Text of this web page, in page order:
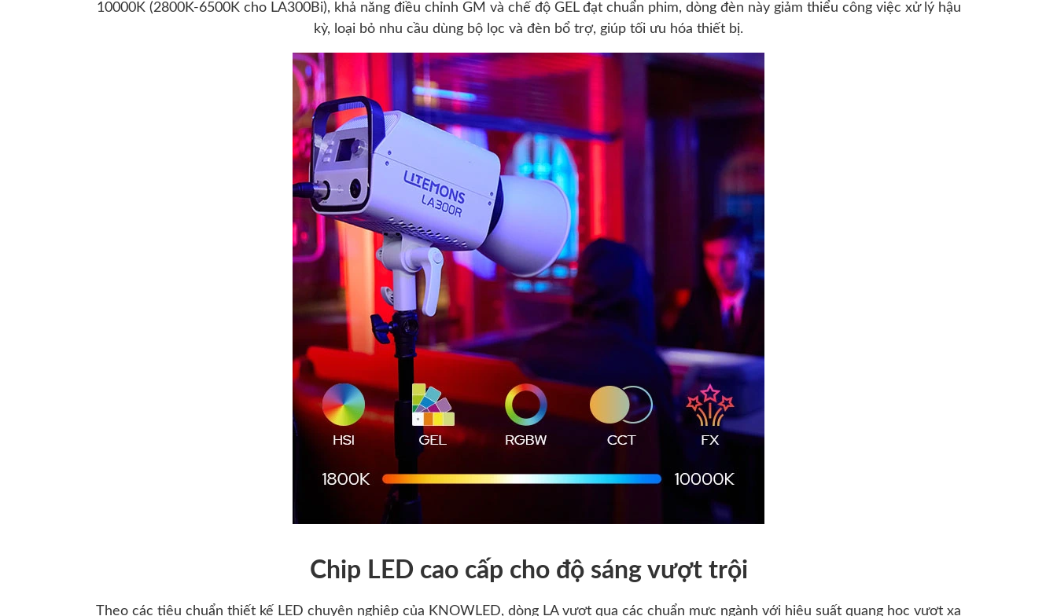
10000K (2800K-6500K cho LA300Bi), khả năng điều chỉnh GM và chế độ GEL đạt chuẩn phim, dòng đèn này giảm thiểu công việc xử lý hậu
kỳ, loại bỏ nhu cầu dùng bộ lọc và đèn bổ trợ, giúp tối ưu hóa thiết bị.
Chip LED cao cấp cho độ sáng vượt trội
Theo các tiêu chuẩn thiết kế LED chuyên nghiệp của KNOWLED, dòng LA vượt qua các chuẩn mực ngành với hiệu suất quang học vượt xa